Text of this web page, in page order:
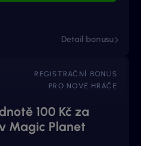
Detail bonusu
REGISTRAČNÍ BONUS
PRO NOVÉ HRÁČE
100 Kč za
Magic Planet